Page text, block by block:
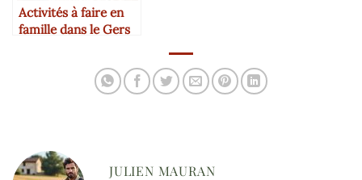
Activités à faire en
famille dans le Gers
JULIEN MAURAN